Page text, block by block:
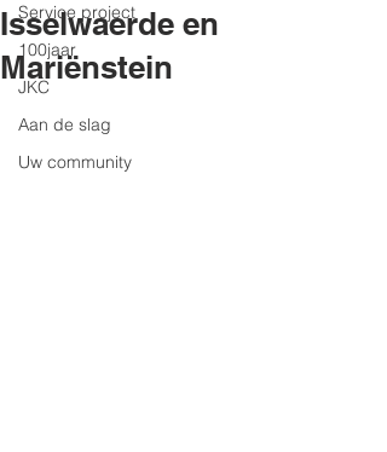
Service project
100jaar
JKC
Aan de slag
Uw community
Isselwaerde en
Mariënstein